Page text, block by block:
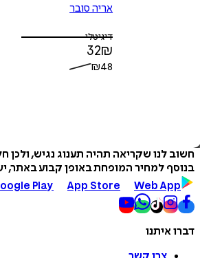
אריה סובר
דיגיטלי
32₪
₪48
חשוב לנו שקריאה תהיה תענוג נגיש,
בנוסף למחיר המופחת באופן קבוע באתר,
Play
App Store Web App
דברו איתנו